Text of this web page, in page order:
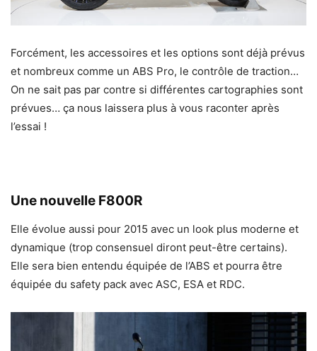
Forcément, les accessoires et les options sont déjà prévus
et nombreux comme un ABS Pro, le contrôle de traction…
On ne sait pas par contre si différentes cartographies sont
prévues… ça nous laissera plus à vous raconter après
l’essai !
Une nouvelle F800R
Elle évolue aussi pour 2015 avec un look plus moderne et
dynamique (trop consensuel diront peut-être certains).
Elle sera bien entendu équipée de l’ABS et pourra être
équipée du safety pack avec ASC, ESA et RDC.